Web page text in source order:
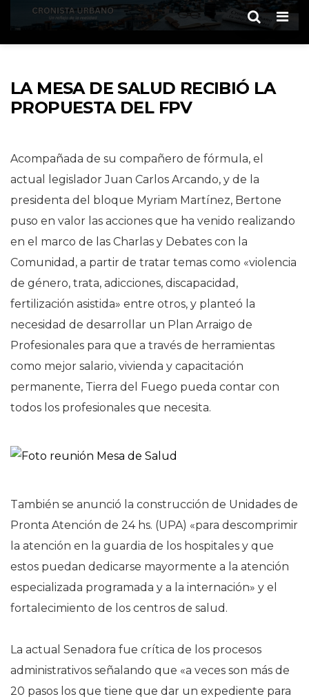
LA MESA DE SALUD RECIBIÓ LA
PROPUESTA DEL FPV
Acompañada de su compañero de fórmula, el
actual legislador Juan Carlos Arcando, y de la
presidenta del bloque Myriam Martínez, Bertone
puso en valor las acciones que ha venido realizando
en el marco de las Charlas y Debates con la
Comunidad, a partir de tratar temas como «violencia
de género, trata, adicciones, discapacidad,
fertilización asistida» entre otros, y planteó la
necesidad de desarrollar un Plan Arraigo de
Profesionales para que a través de herramientas
como mejor salario, vivienda y capacitación
permanente, Tierra del Fuego pueda contar con
todos los profesionales que necesita.
También se anunció la construcción de Unidades de
Pronta Atención de 24 hs. (UPA) «para descomprimir
la atención en la guardia de los hospitales y que
estos puedan dedicarse mayormente a la atención
especializada programada y a la internación» y el
fortalecimiento de los centros de salud.
La actual Senadora fue crítica de los procesos
administrativos señalando que «a veces son más de
20 pasos los que tiene que dar un expediente para